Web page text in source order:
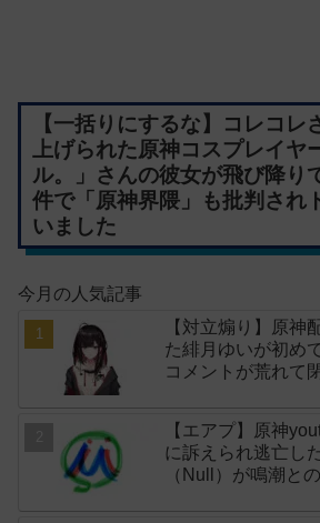
【一括りにするな】コレコレ
上げられた原神コスプレイヤ
ル。」さんの彼女が飛び降り
件で「原神界隈」も批判され
いました
今月の人気記事
【対立煽り】原神
た緋月ゆいが初め
コメントが荒れて
【エアプ】原神
に訴えられ逃亡し
（Null）が鳴潮と